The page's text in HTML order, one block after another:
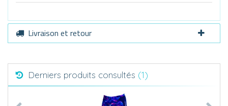
Livraison et retour
Derniers produits consultés (1)